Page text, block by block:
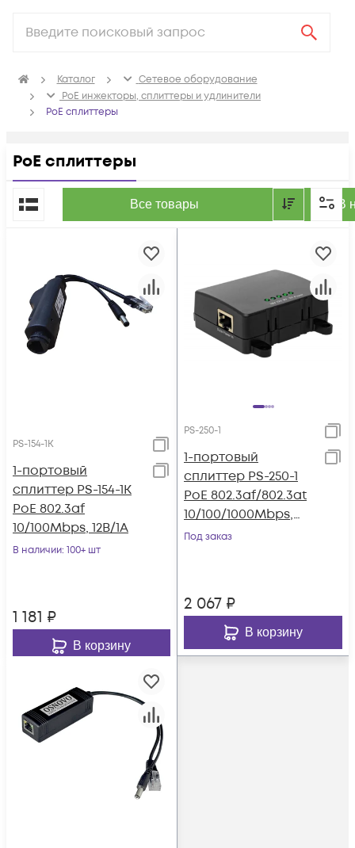
Каталог
Сетевое оборудование
PoE инжекторы, сплиттеры и удлинители
PoE сплиттеры
PoE сплиттеры
Все товары В
По популярности
PS-154-1K
1-портовый
сплиттер PS-154-1K
PoE 802.3af
10/100Mbps, 12В/1А
В наличии: 100+ шт
1 181 ₽
В корзину
PS-250-1
1-портовый
сплиттер PS-250-1
PoE 802.3af/802.3at
10/100/1000Mbps,
5В/3А, 9В/2.5А,
Под заказ
2 067 ₽
В корзину